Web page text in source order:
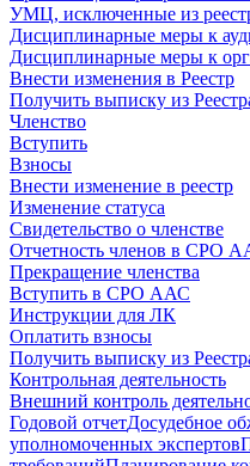
УМЦ, исключенные из
Дисциплинарные меры к
Дисциплинарные меры к
Внести изменения в Реестр
Получить выписку из
Членство
Вступить
Взносы
Внести изменение в реестр
Изменение статуса
Свидетельство о членстве
Отчетность членов в СРО
Прекращение членства
Вступить в СРО ААС
Инструкции для ЛК
Оплатить взносы
Получить выписку из
Контрольная деятельность
Внешний контроль
Годовой отчетДосудебное
уполномоченных экспертов